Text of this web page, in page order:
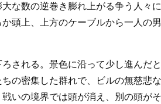
な数の逆巻き膨れ上がる争う人々
頭上、上方のケーブルから一人の
される。景色に沿って少し進ん
の密集した群れで、ビルの無慈
いの境界では頭が消え、別の頭